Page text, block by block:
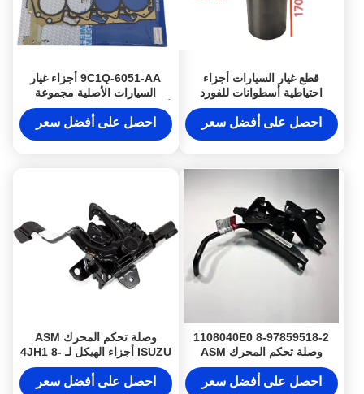
قطع غيار السيارات أجزاء
احتياطية أسطوانات للفورد
ترانزيت V348 لاند روڤر
3482.2L
احصل على أفضل سعر
9C1Q-6051-AA أجزاء غيار
السيارات الأصلية مجموعة
أسطوانة الصمغ الرئيسي لشركة
فورد ترانزيت V348 / 2.4L
احصل على أفضل سعر
8-97859518-2 1108040E0
وصلة تحكم المحرك ASM
لشركة ISUZU NKR JAC قطع
غيار الشاحنات
احصل على أفضل سعر
وصلة تحكم المحرك ASM
ISUZU أجزاء الهيكل لـ 4JH1 8-
97994589-6
احصل على أفضل سعر